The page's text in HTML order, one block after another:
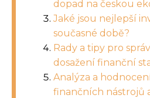
dopad na českou
Jaké jsou nejlepší
současné době?
Rady a tipy pro
dosažení finanční
Analýza a
finančních nástrojů